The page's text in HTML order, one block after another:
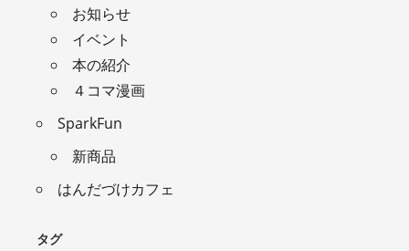
お知らせ
イベント
本の紹介
４コマ漫画
SparkFun
新商品
はんだづけカフェ
タグ